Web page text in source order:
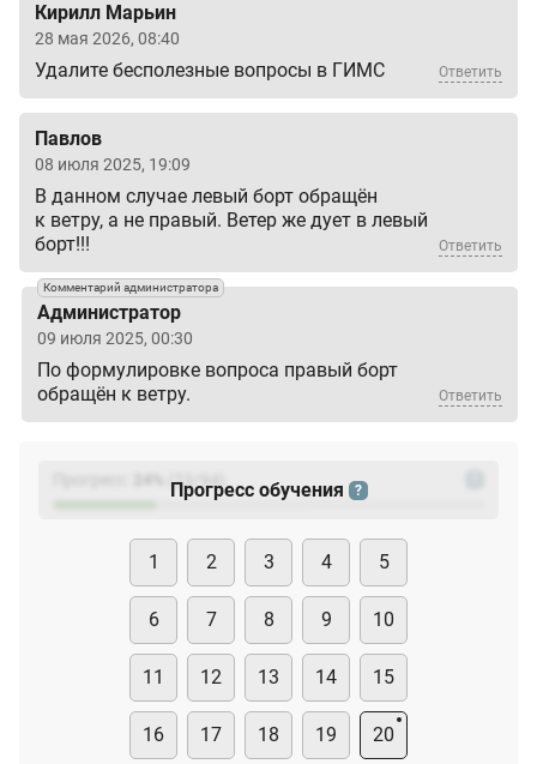
Кирилл Марьин
28 мая 2026, 08:40
Удалите бесполезные вопросы в ГИМС Ответить
Павлов
08 июля 2025, 19:09
В данном случае левый борт обращён
к ветру, а не правый. Ветер же дует в левый
борт!!!
Ответить
Комментарий администратора
Администратор
09 июля 2025, 00:30
По формулировке вопроса правый борт
обращён к ветру.
Ответить
(23
Прогресс обучения ?
1 2 3 4 5
6 7 8 9 10
11 12 13 14 15
16 17 18 19 20